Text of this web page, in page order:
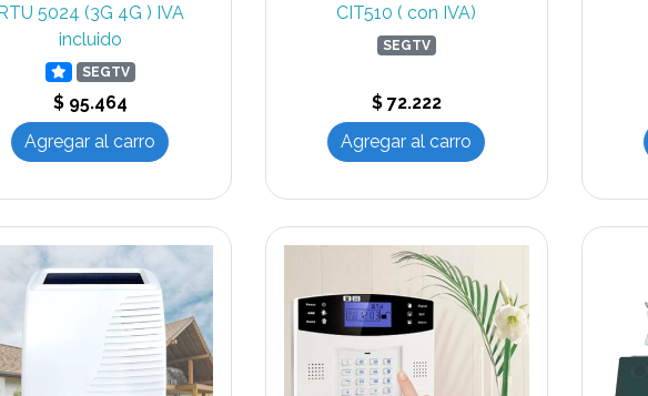
5024 (3G 4G ) IVA
incluido
SEGTV
$ 95.464
Agregar al carro
CIT510 ( con IVA)
SEGTV
$ 72.222
Agregar al carro